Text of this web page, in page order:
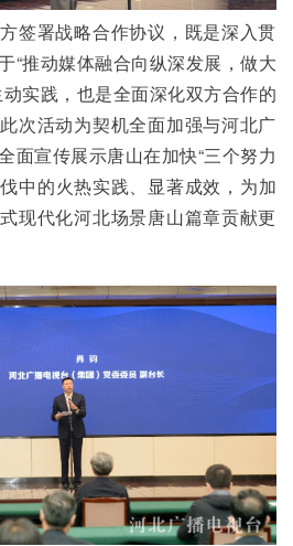
签署战略合作协议，既是深入贯
“推动媒体融合向纵深发展，做大
实践，也是全面深化双方合作的
次活动为契机全面加强与河北广
面宣传展示唐山在加快“三个努力
中的火热实践、显著成效，为加
现代化河北场景唐山篇章贡献更